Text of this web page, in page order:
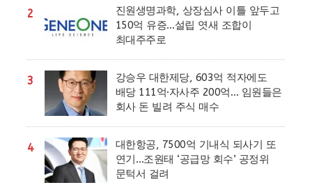
2
진원생명과학, 상장심사 이틀 앞두고
150억 유증…설립 엿새 조합이
최대주주로
3
강승우 대한제당, 603억 적자에도
배당 111억·자사주 200억… 임원들은
회사 돈 빌려 주식 매수
4
대한항공, 7500억 기내식 되사기 또
연기…조원태 ‘공급망 회수’ 공정위
문턱서 걸려